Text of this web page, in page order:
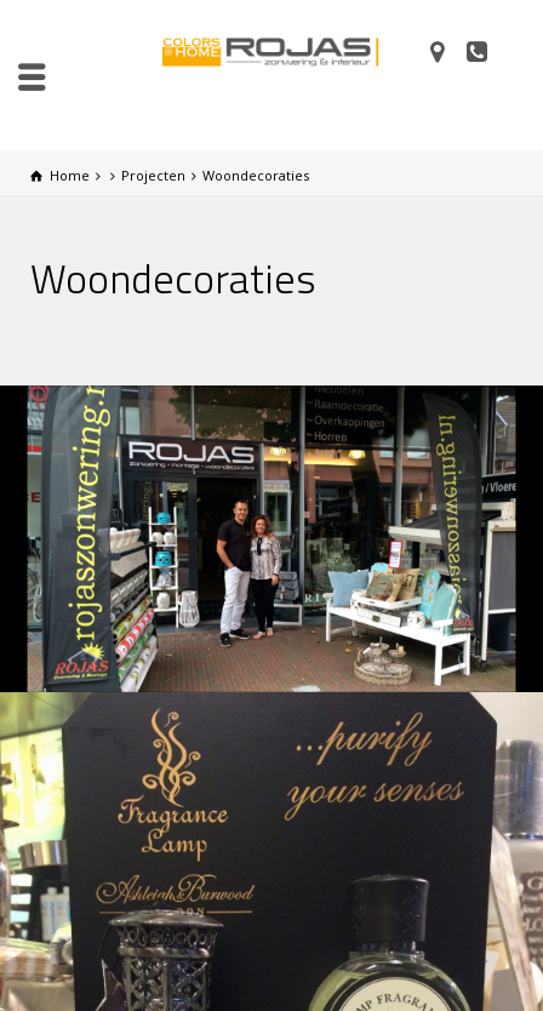
Home Projecten Woondecoraties
Woondecoraties